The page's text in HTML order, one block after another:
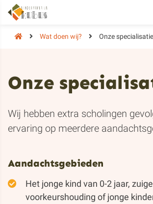
Wat doen wij? Onze
Onze
Wij hebben extra scholingen
ervaring op meerdere
Aandachtsgebieden
Het jonge kind van 0-2 jaar,
voorkeurshouding of jonge